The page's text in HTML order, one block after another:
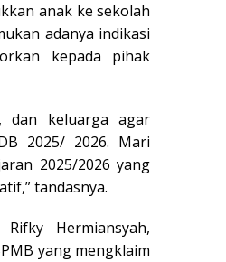
anak ke sekolah
adanya indikasi
kepada pihak
dan keluarga agar
2025/ 2026. Mari
2025/2026 yang
tandasnya.
Hermiansyah,
yang mengklaim